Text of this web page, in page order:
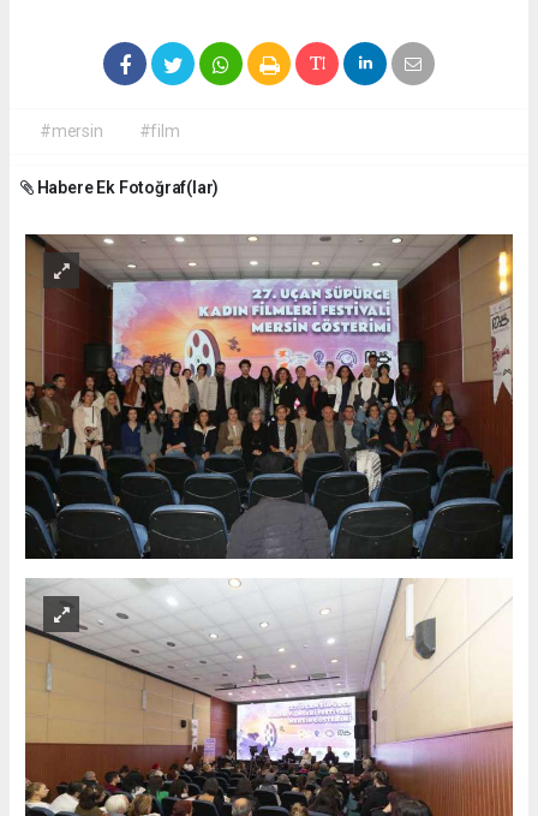
#mersin #film
Habere Ek Fotoğraf(lar)